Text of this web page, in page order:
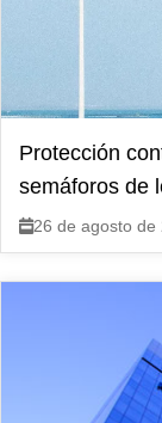
Protección
semáforos de
26 de agosto de